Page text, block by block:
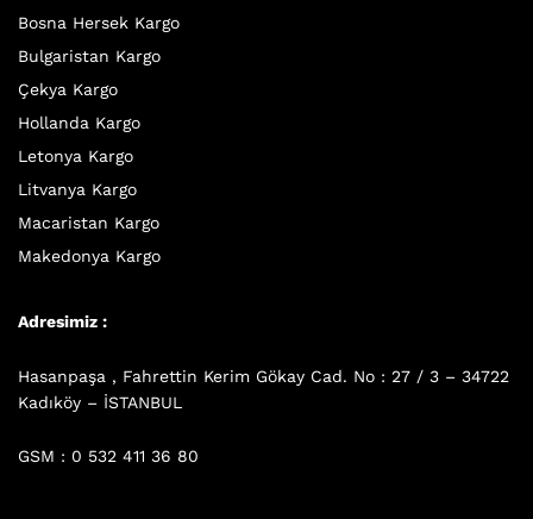
Bosna Hersek Kargo
Bulgaristan Kargo
Çekya Kargo
Hollanda Kargo
Letonya Kargo
Litvanya Kargo
Macaristan Kargo
Makedonya Kargo
Adresimiz :
Hasanpaşa , Fahrettin Kerim Gökay Cad. No : 27 / 3 – 34722
Kadıköy – İSTANBUL
GSM : 0 532 411 36 80